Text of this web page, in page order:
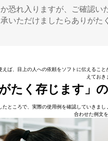
か恐れ入りますが、ご確認
承いただけましたらありがた
えば、目上の人への依頼をソフトに伝えるこ
えておき
たく存じます」
ところで、実際の使用例を確認していきま
合わせた例文